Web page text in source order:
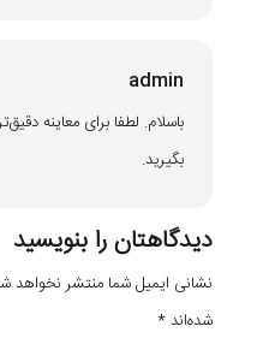
admin
باسلام. لطفا برای معاینه
بگیرید.
دیدگاهتان را بنویسید
نشانی ایمیل شما منتشر نخواهد
شده‌اند*